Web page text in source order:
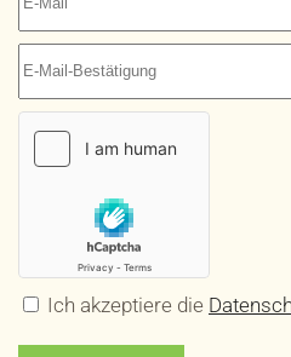
Ich akzeptiere die